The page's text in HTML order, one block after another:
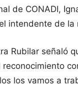
de CONADI,
intendente de
Rubilar señaló
los vamos a